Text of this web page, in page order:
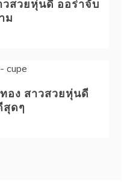
ม
อง สาวสวยหุ่นดี
ดๆ